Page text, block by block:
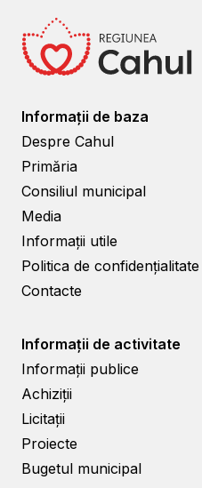
Informații de baza
Despre Cahul
Primăria
Consiliul municipal
Media
Informații utile
Politica de confidențialitate
Contacte
Informații de activitate
Informații publice
Achiziții
Licitații
Proiecte
Bugetul municipal